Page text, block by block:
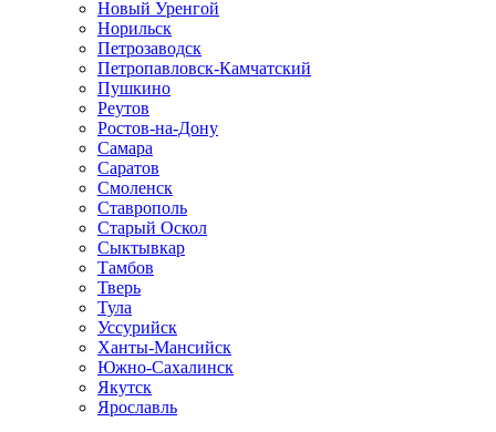
Новый Уренгой
Норильск
Петрозаводск
Петропавловск-Камчатский
Пушкино
Реутов
Ростов-на-Дону
Самара
Саратов
Смоленск
Ставрополь
Старый Оскол
Сыктывкар
Тамбов
Тверь
Тула
Уссурийск
Ханты-Мансийск
Южно-Сахалинск
Якутск
Ярославль